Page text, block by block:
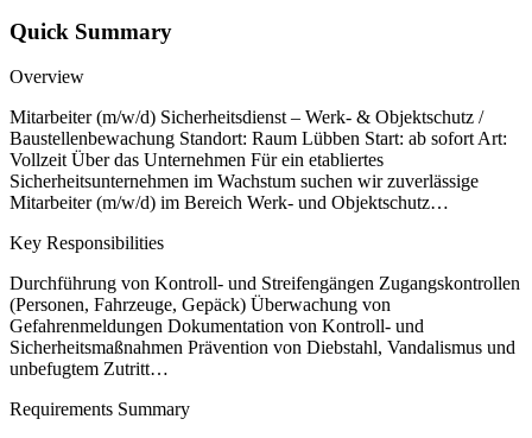
Quick Summary
Overview
Mitarbeiter (m/w/d) Sicherheitsdienst – Werk- & Objektschutz /
Baustellenbewachung Standort: Raum Lübben Start: ab sofort Art:
Vollzeit Über das Unternehmen Für ein etabliertes
Sicherheitsunternehmen im Wachstum suchen wir zuverlässige
Mitarbeiter (m/w/d) im Bereich Werk- und Objektschutz…
Key Responsibilities
Durchführung von Kontroll- und Streifengängen Zugangskontrollen
(Personen, Fahrzeuge, Gepäck) Überwachung von
Gefahrenmeldungen Dokumentation von Kontroll- und
Sicherheitsmaßnahmen Prävention von Diebstahl, Vandalismus und
unbefugtem Zutritt…
Requirements Summary